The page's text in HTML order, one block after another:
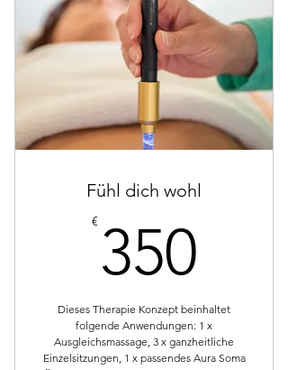
Fühl dich wohl
€ 350
Dieses Therapie Konzept beinhaltet
folgende Anwendungen: 1 x
Ausgleichsmassage, 3 x ganzheitliche
Einzelsitzungen, 1 x passendes Aura Soma